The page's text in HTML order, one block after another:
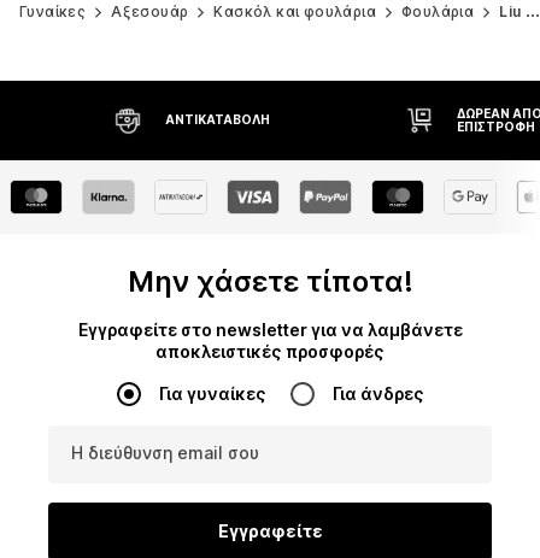
Γυναίκες Αξεσουάρ Κασκόλ και φουλάρια Φουλάρια Liu Jo
ΔΩΡΕΆΝ ΑΠΟΣΤΟΛΉ* ΚΑΙ
ΕΠΙΣΤΡΟΦΉ
ΔΙΚΑΊΩΜΑ
ΗΜΕΡΏΝ
Μην χάσετε τίποτα!
Εγγραφείτε στο newsletter για να λαμβάνετε
αποκλειστικές προσφορές
Για γυναίκες Για άνδρες
Η διεύθυνση email σου
Εγγραφείτε